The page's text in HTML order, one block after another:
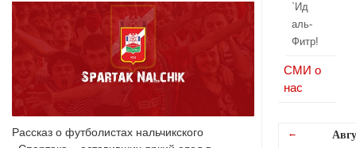
Рассказ о футболистах нальчикского
`Ид
аль-
Фитр!
СМИ о
нас
←